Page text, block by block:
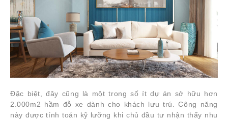
Đặc biệt, đây cũng là một trong số ít dự án sở hữu hơn
2.000m2 hầm đỗ xe dành cho khách lưu trú. Công năng
này được tính toán kỹ lưỡng khi chủ đầu tư nhận thấy nhu